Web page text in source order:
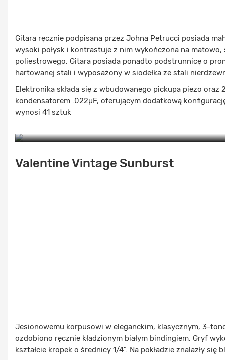
Gitara ręcznie podpisana przez Johna Petrucci posiada
wysoki połysk i kontrastuje z nim wykończona na
poliestrowego. Gitara posiada ponadto podstrunnicę o
hartowanej stali i wyposażony w siodełka ze stali
Elektronika składa się z wbudowanego pickupa piezo
kondensatorem .022µF, oferującym dodatkową
wynosi 41 sztuk
Valentine Vintage Sunburst
Jesionowemu korpusowi w eleganckim, klasycznym, 3-
ozdobiono ręcznie kładzionym białym bindingiem. Gryf
kształcie kropek o średnicy 1/4". Na pokładzie znalazły